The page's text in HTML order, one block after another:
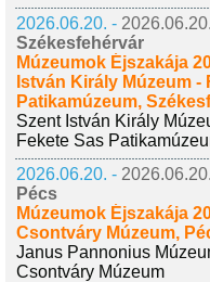
2026.06.20. - 2026.06.20.
Székesfehérvár
Múzeumok Éjszakája
István Király Múzeum -
Patikamúzeum,
Szent István Király
Fekete Sas
2026.06.20. - 2026.06.20.
Pécs
Múzeumok Éjszakája
Csontváry Múzeum,
Janus Pannonius
Csontváry Múzeum